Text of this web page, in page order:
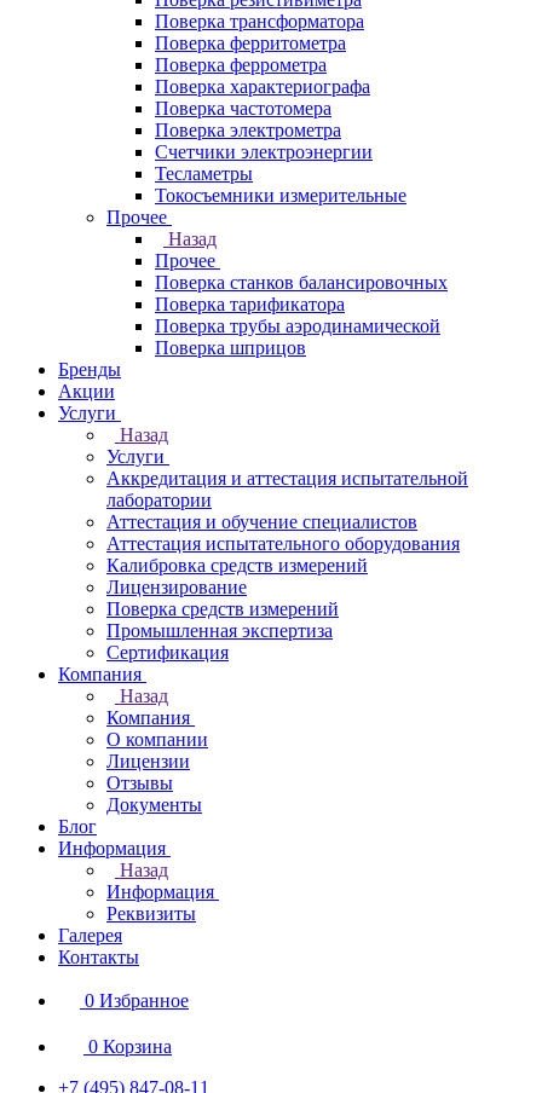
Поверка трансформатора
Поверка ферритометра
Поверка феррометра
Поверка характериографа
Поверка частотомера
Поверка электрометра
Счетчики электроэнергии
Тесламетры
Токосъемники измерительные
Прочее
Назад
Прочее
Поверка станков балансировочных
Поверка тарификатора
Поверка трубы аэродинамической
Поверка шприцов
Бренды
Акции
Услуги
Назад
Услуги
Аккредитация и аттестация испытательной
лаборатории
Аттестация и обучение специалистов
Аттестация испытательного оборудования
Калибровка средств измерений
Лицензирование
Поверка средств измерений
Промышленная экспертиза
Сертификация
Компания
Назад
Компания
О компании
Лицензии
Отзывы
Документы
Блог
Информация
Назад
Информация
Реквизиты
Галерея
Контакты
0 Избранное
0 Корзина
+7 (495) 847-08-11